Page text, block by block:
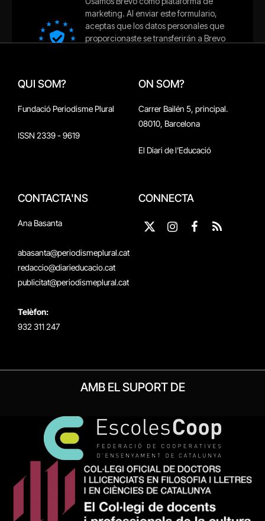
QUI SOM?
Fundació Periodisme Plural
ISSN 2339 - 9619
ON SOM?
Carrer Bailén 5, principal.
08010, Barcelona
El Diari de l'Educació
CONTACTA'NS
Ana Basanta
abasanta@periodismeplural.cat
redaccio@diarieducacio.cat
publicitat@periodismeplural.cat
Telèfon:
932 311 247
CONNECTA
X
Instagram
Facebook
RSS
AMB EL SUPORT DE